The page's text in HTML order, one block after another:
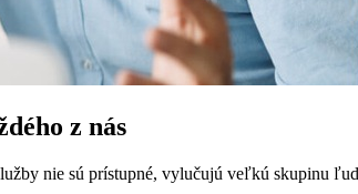
z nás
nie sú prístupné, vylučujú veľkú skupinu